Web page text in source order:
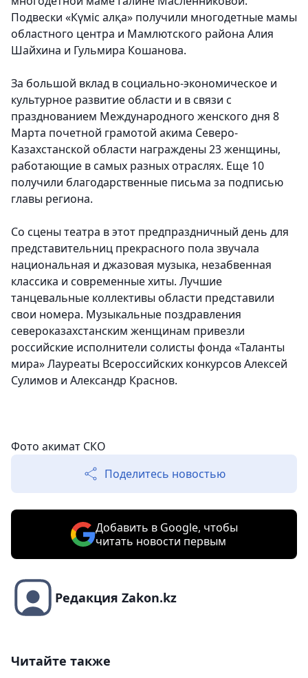
Подвески «Күміс алқа» получили многодетные мамы
областного центра и Мамлютского района Алия
Шайхина и Гульмира Кошанова.
За большой вклад в социально-экономическое и
культурное развитие области и в связи с
празднованием Международного женского дня 8
Марта почетной грамотой акима Северо-
Казахстанской области награждены 23 женщины,
работающие в самых разных отраслях. Еще 10
получили благодарственные письма за подписью
главы региона.
Со сцены театра в этот предпраздничный день для
представительниц прекрасного пола звучала
национальная и джазовая музыка, незабвенная
классика и современные хиты. Лучшие
танцевальные коллективы области представили
свои номера. Музыкальные поздравления
североказахстанским женщинам привезли
российские исполнители солисты фонда «Таланты
мира» Лауреаты Всероссийских конкурсов Алексей
Сулимов и Александр Краснов.
Фото акимат СКО
Поделитесь новостью
Добавить в Google, чтобы
читать новости первым
Редакция Zakon.kz
Читайте также